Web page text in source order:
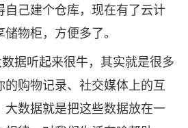
自己建个仓库，现在有了云计
物柜，方便多了。
据听起来很牛，其实就是很多
的购物记录、社交媒体上的互
大数据就是把这些数据放在一